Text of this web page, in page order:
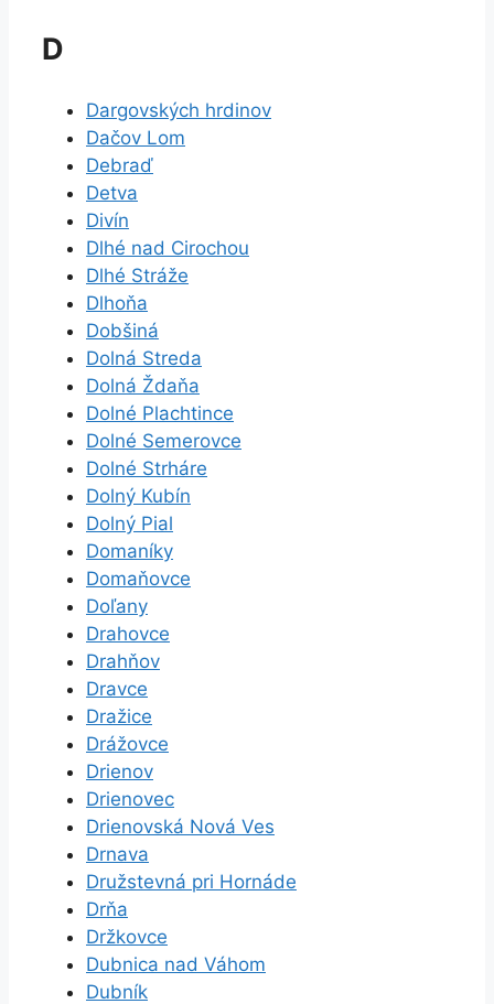
D
Dargovských hrdinov
Dačov Lom
Debraď
Detva
Divín
Dlhé nad Cirochou
Dlhé Stráže
Dlhoňa
Dobšiná
Dolná Streda
Dolná Ždaňa
Dolné Plachtince
Dolné Semerovce
Dolné Strháre
Dolný Kubín
Dolný Pial
Domaníky
Domaňovce
Doľany
Drahovce
Drahňov
Dravce
Dražice
Drážovce
Drienov
Drienovec
Drienovská Nová Ves
Drnava
Družstevná pri Hornáde
Drňa
Držkovce
Dubnica nad Váhom
Dubník